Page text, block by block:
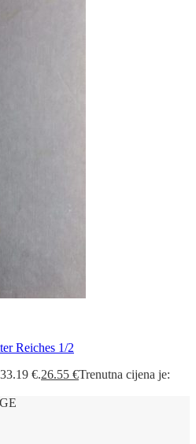
Reiches 1/2
€.26.55 €Trenutna cijena je: